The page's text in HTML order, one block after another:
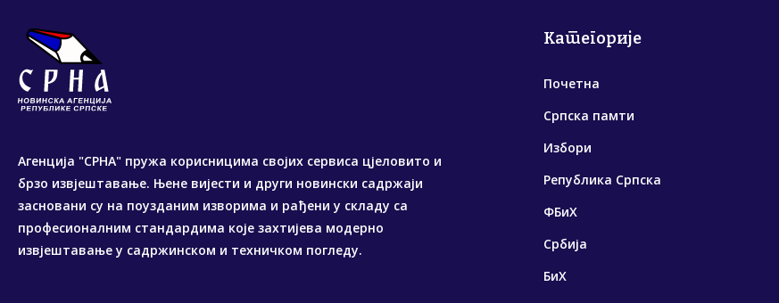
Агенција "СРНА" пружа корисницима својих сервиса цјеловито и
брзо извјештавање. Њене вијести и други новински садржаји
засновани су на поузданим изворима и рађени у складу са
професионалним стандардима које захтијева модерно
извјештавање у садржинском и техничком погледу.
Категорије
Почетна
Српска памти
Избори
Република Српска
ФБиХ
Србија
БиХ